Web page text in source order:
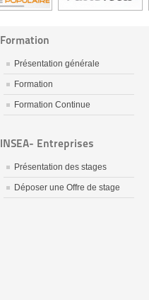
Formation
Présentation générale
Formation
Formation Continue
INSEA- Entreprises
Présentation des stages
Déposer une Offre de stage